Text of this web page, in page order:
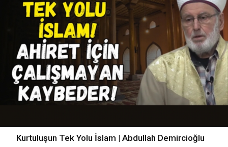
Kurtuluşun Tek Yolu İslam | Abdullah Demircioğlu